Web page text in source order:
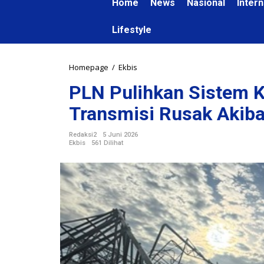
Home News Nasional
Lifestyle
Homepage / Ekbis
N
P
u
i
k
a
n
S
i
s
t
e
m
PLN Pulihkan Sistem
Transmisi Rusak
Redaksi2
5 Juni 2026
Ekbis
561 Dilihat